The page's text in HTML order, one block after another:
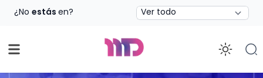
¿No estás en? Estado